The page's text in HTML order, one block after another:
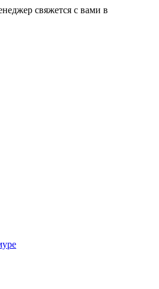
свяжется с вами в